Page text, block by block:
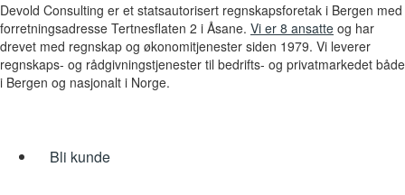
Devold Consulting er et statsautorisert regnskapsforetak i Bergen med
forretningsadresse Tertnesflaten 2 i Åsane. Vi er 8 ansatte og har
drevet med regnskap og økonomitjenester siden 1979. Vi leverer
regnskaps- og rådgivningstjenester til bedrifts- og privatmarkedet både
i Bergen og nasjonalt i Norge.
Bli kunde